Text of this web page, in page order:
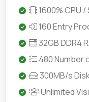
1600% CPU
160 Entry
32GB DDR4
480 Number
300MB/s
Unlimited